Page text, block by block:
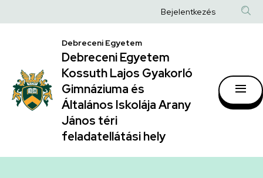
|
Debreceni
Egyetem
Kossuth
Lajos
Gyakorló
a
Anonim
fiók
menüje
Bejelentkezés
Debreceni Egyetem
Debreceni Egyetem
Kossuth Lajos Gyakorló
Gimnáziuma és
Általános Iskolája Arany
János téri
feladatellátási hely